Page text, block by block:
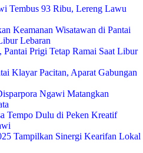
Tembus 93 Ribu, Lereng Lawu
Keamanan Wisatawan di Pantai
Lebaran
Pantai Prigi Tetap Ramai Saat Libur
Klayar Pacitan, Aparat Gabungan
Ngawi Matangkan
Tempo Dulu di Peken Kreatif
Tampilkan Sinergi Kearifan Lokal